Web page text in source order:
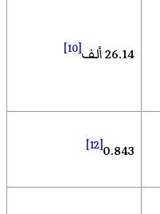
26.14 ألف [10]
0.843
[12]